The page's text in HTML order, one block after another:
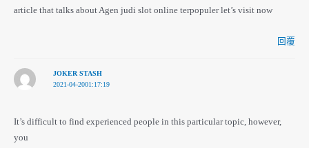
article that talks about Agen judi slot online terpopuler let’s visit now
回覆
JOKER STASH
2021-04-2001:17:19
It’s difficult to find experienced people in this particular topic, however,
you